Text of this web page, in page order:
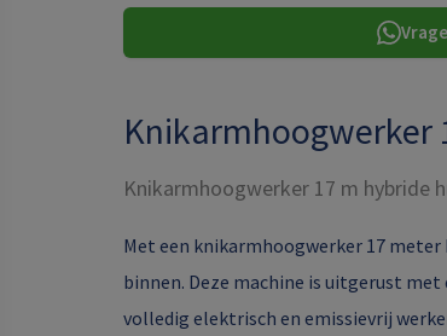
Knikarmhoogwerker
Knikarmhoogwerker 17 m hybride
Met een knikarmhoogwerker 17
binnen. Deze machine is uitgerust met
volledig elektrisch en emissievrij